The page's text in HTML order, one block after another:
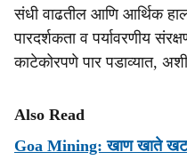
संधी वाढतील आणि आर्थिक
पारदर्शकता व पर्यावरणीय
काटेकोरपणे पार पडाव्यात,
Also Read
Goa Mining: खाण खाते